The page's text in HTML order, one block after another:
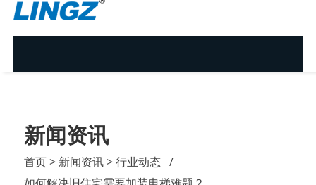
新闻资讯
首页> 新闻资讯> 行业动态